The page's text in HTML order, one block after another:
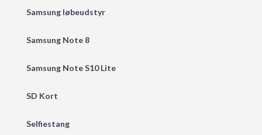
Samsung løbeudstyr
Samsung Note 8
Samsung Note S10 Lite
SD Kort
Selfiestang